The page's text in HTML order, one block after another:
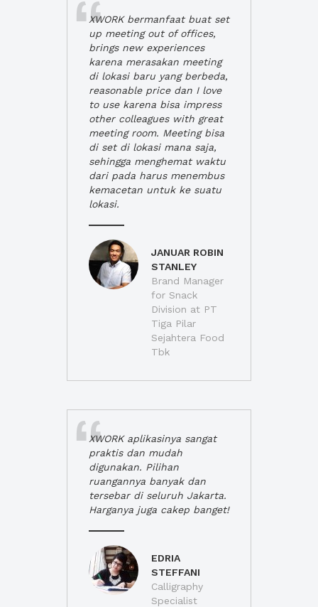
XWORK bermanfaat buat set
up meeting out of offices,
brings new experiences
karena merasakan meeting
di lokasi baru yang berbeda,
reasonable price dan I love
to use karena bisa impress
other colleagues with great
meeting room. Meeting bisa
di set di lokasi mana saja,
sehingga menghemat waktu
dari pada harus menembus
kemacetan untuk ke suatu
lokasi.
JANUAR ROBIN
STANLEY
Brand Manager
for Snack
Division at PT
Tiga Pilar
Sejahtera Food
Tbk
XWORK aplikasinya sangat
praktis dan mudah
digunakan. Pilihan
ruangannya banyak dan
tersebar di seluruh Jakarta.
Harganya juga cakep banget!
EDRIA
STEFFANI
Calligraphy
Specialist